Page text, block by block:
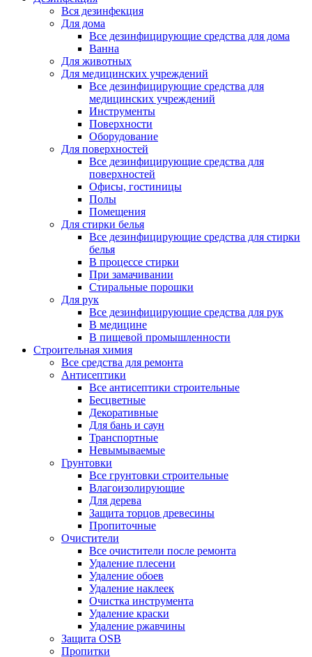
Вся дезинфекция
Для дома
Все дезинфицирующие средства для дома
Ванна
Для животных
Для медицинских учреждений
Все дезинфицирующие средства для
медицинских учреждений
Инструменты
Поверхности
Оборудование
Для поверхностей
Все дезинфицирующие средства для
поверхностей
Офисы, гостиницы
Полы
Помещения
Для стирки белья
Все дезинфицирующие средства для стирки
белья
В процессе стирки
При замачивании
Стиральные порошки
Для рук
Все дезинфицирующие средства для рук
В медицине
В пищевой промышленности
Строительная химия
Все средства для ремонта
Антисептики
Все антисептики строительные
Бесцветные
Декоративные
Для бань и саун
Транспортные
Невымываемые
Грунтовки
Все грунтовки строительные
Влагоизолирующие
Для дерева
Защита торцов древесины
Пропиточные
Очистители
Все очистители после ремонта
Удаление плесени
Удаление обоев
Удаление наклеек
Очистка инструмента
Удаление краски
Удаление ржавчины
Защита OSB
Пропитки